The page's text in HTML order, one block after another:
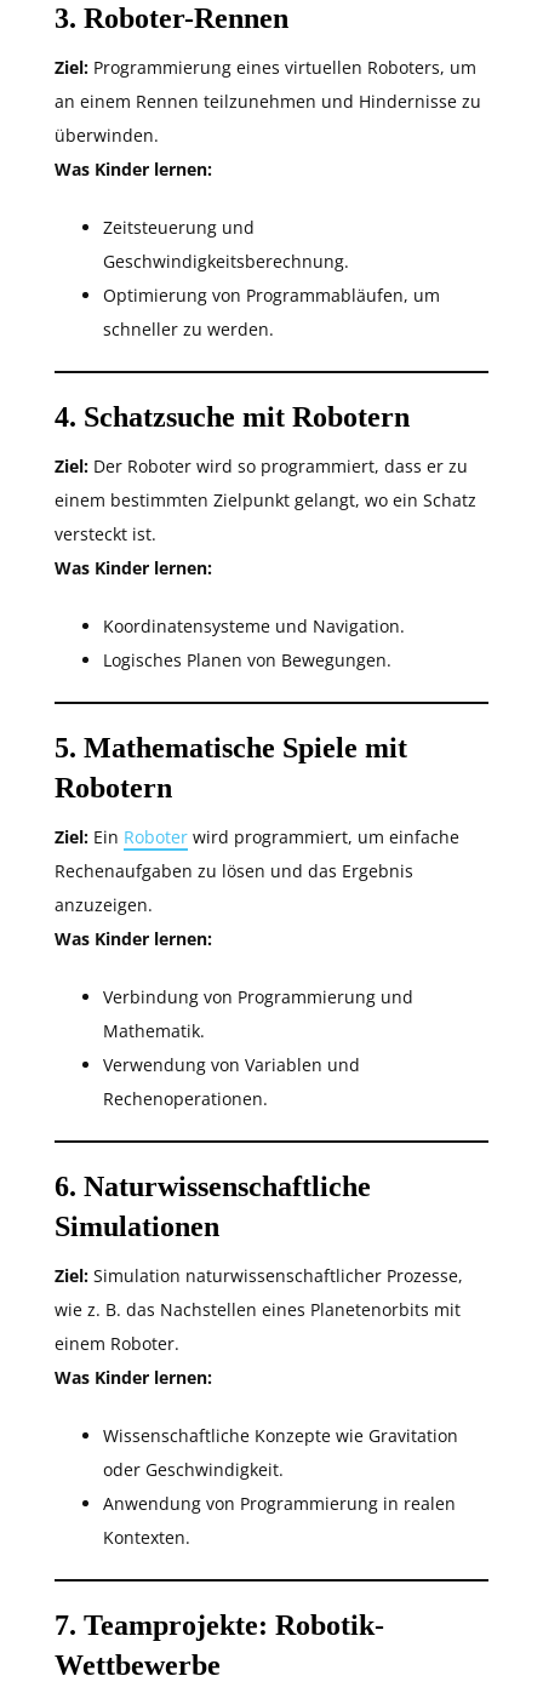
3. Roboter-Rennen
Ziel: Programmierung eines virtuellen Roboters, um
an einem Rennen teilzunehmen und Hindernisse zu
überwinden.
Was Kinder lernen:
Zeitsteuerung und
Geschwindigkeitsberechnung.
Optimierung von Programmabläufen, um
schneller zu werden.
4. Schatzsuche mit Robotern
Ziel: Der Roboter wird so programmiert, dass er zu
einem bestimmten Zielpunkt gelangt, wo ein Schatz
versteckt ist.
Was Kinder lernen:
Koordinatensysteme und Navigation.
Logisches Planen von Bewegungen.
5. Mathematische Spiele mit
Robotern
Ziel: Ein Roboter wird programmiert, um einfache
Rechenaufgaben zu lösen und das Ergebnis
anzuzeigen.
Was Kinder lernen:
Verbindung von Programmierung und
Mathematik.
Verwendung von Variablen und
Rechenoperationen.
6. Naturwissenschaftliche
Simulationen
Ziel: Simulation naturwissenschaftlicher Prozesse,
wie z. B. das Nachstellen eines Planetenorbits mit
einem Roboter.
Was Kinder lernen:
Wissenschaftliche Konzepte wie Gravitation
oder Geschwindigkeit.
Anwendung von Programmierung in realen
Kontexten.
7. Teamprojekte: Robotik-
Wettbewerbe